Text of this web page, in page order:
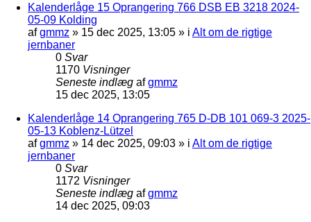
Kalenderlåge 15 Oprangering 766 DSB EB 3218 2024-
05-09 Kolding
afgmmz » 15 dec 2025, 13:05 » i Alt om de rigtige
jernbaner
0 Svar
1170 Visninger
Seneste indlæg afgmmz
15 dec 2025, 13:05
Kalenderlåge 14 Oprangering 765 D-DB 101 069-3 2025-
05-13 Koblenz-Lützel
afgmmz » 14 dec 2025, 09:03 » i Alt om de rigtige
jernbaner
0 Svar
1172 Visninger
Seneste indlæg afgmmz
14 dec 2025, 09:03